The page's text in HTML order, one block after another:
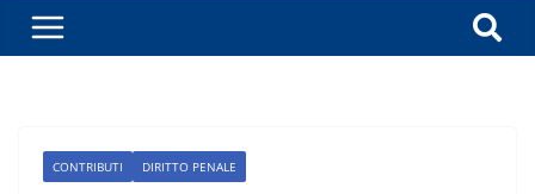
CONTRIBUTI DIRITTO PENALE